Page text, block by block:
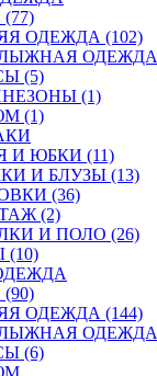
ОДЕЖДА (102)
ОДЕЖДА
(5)
(1)
(1)
И ЮБКИ (11)
И БЛУЗЫ (13)
(36)
(2)
И ПОЛО (26)
ОДЕЖДА (144)
ОДЕЖДА
(6)